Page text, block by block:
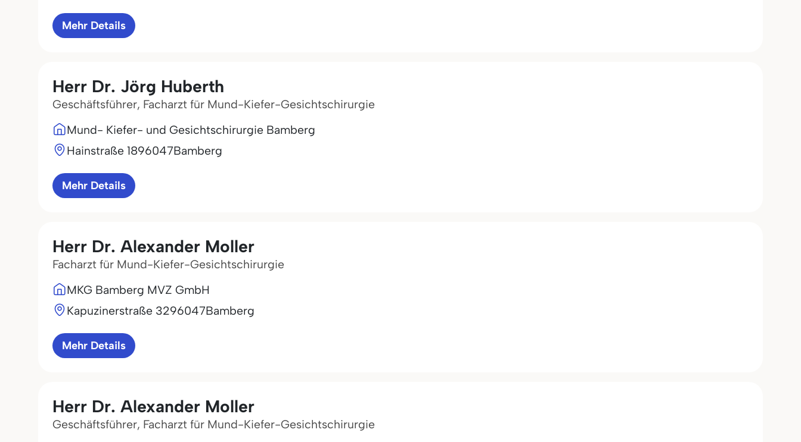
Mehr Details
Herr Dr. Jörg Huberth
Geschäftsführer, Facharzt für Mund-Kiefer-Gesichtschirurgie
Mund- Kiefer- und Gesichtschirurgie Bamberg
Hainstraße 1896047Bamberg
Mehr Details
Herr Dr. Alexander Moller
Facharzt für Mund-Kiefer-Gesichtschirurgie
MKG Bamberg MVZ GmbH
Kapuzinerstraße 3296047Bamberg
Mehr Details
Herr Dr. Alexander Moller
Geschäftsführer, Facharzt für Mund-Kiefer-Gesichtschirurgie